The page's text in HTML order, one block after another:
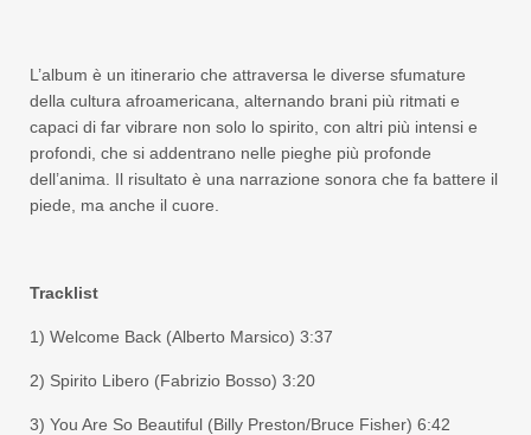
L’album è un itinerario che attraversa le diverse sfumature
della cultura afroamericana, alternando brani più ritmati e
capaci di far vibrare non solo lo spirito, con altri più intensi e
profondi, che si addentrano nelle pieghe più profonde
dell’anima. Il risultato è una narrazione sonora che fa battere il
piede, ma anche il cuore.
Tracklist
1) Welcome Back (Alberto Marsico) 3:37
2) Spirito Libero (Fabrizio Bosso) 3:20
3) You Are So Beautiful (Billy Preston/Bruce Fisher) 6:42